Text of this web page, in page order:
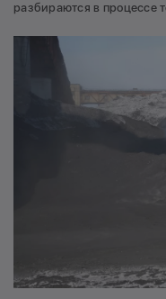
разбираются в процессе